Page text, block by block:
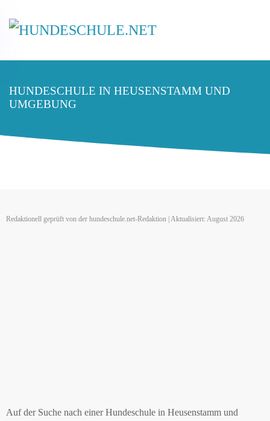
HUNDESCHULE IN HEUSENSTAMM UND
UMGEBUNG
Redaktionell geprüft von der hundeschule.net-Redaktion | Aktualisiert: August 2026
Auf der Suche nach einer Hundeschule in Heusenstamm und